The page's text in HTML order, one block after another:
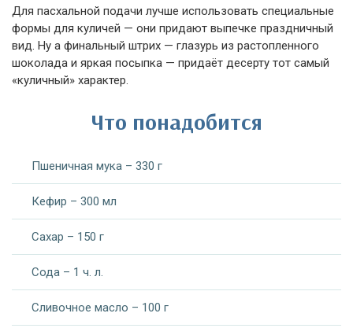
Для пасхальной подачи лучше использовать специальные
формы для куличей — они придают выпечке праздничный
вид. Ну а финальный штрих — глазурь из растопленного
шоколада и яркая посыпка — придаёт десерту тот самый
«куличный» характер.
Что понадобится
Пшеничная мука – 330 г
Кефир – 300 мл
Сахар – 150 г
Сода – 1 ч. л.
Сливочное масло – 100 г